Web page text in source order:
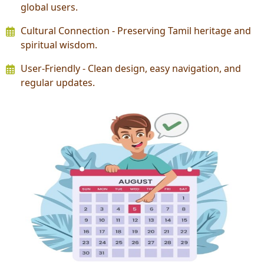
global users.
Cultural Connection - Preserving Tamil heritage and
spiritual wisdom.
User-Friendly - Clean design, easy navigation, and
regular updates.